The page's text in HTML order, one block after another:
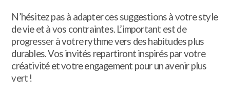
N’hésitez pas à adapter ces suggestions à votre style
de vie et à vos contraintes. L’important est de
progresser à votre rythme vers des habitudes plus
durables. Vos invités repartiront inspirés par votre
créativité et votre engagement pour un avenir plus
vert !